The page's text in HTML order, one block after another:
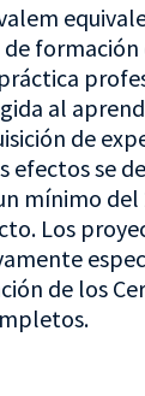
de
al
de
efectos se
mínimo del
Los
de los